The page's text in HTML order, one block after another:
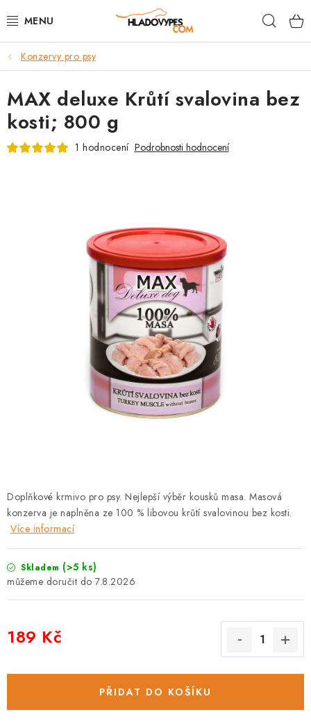
na
POTŘEBY PRO PSY
TAMI PŘEPRAVNÍ BOXY
SPORT SE PSEM
VĚRNOSTNÍ PROGRAM
VÝMĚNA, VRÁCENÍ A REKLAMACE
Podmínky ochrany osobních údajů
Zásady použivání souboru cookies
FAQ
Konzervy pro psy
Doplňkové krmivo pro psy. Nejlepší výběr kousků masa. Masová
konzerva je naplněna ze 100 % libovou krůtí svalovinou bez kosti.
Více informací
Skladem (>5 ks)
7.8.2026
189 Kč
PŘIDAT DO KOŠÍKU
MAX deluxe Krůtí svalovina bez
kosti; 800 g
1 hodnocení Podrobnosti hodnocení